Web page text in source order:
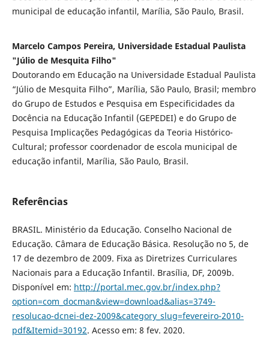
municipal de educação infantil, Marília, São Paulo, Brasil.
Marcelo Campos Pereira, Universidade Estadual Paulista
"Júlio de Mesquita Filho"
Doutorando em Educação na Universidade Estadual Paulista
“Júlio de Mesquita Filho”, Marília, São Paulo, Brasil; membro
do Grupo de Estudos e Pesquisa em Especificidades da
Docência na Educação Infantil (GEPEDEI) e do Grupo de
Pesquisa Implicações Pedagógicas da Teoria Histórico-
Cultural; professor coordenador de escola municipal de
educação infantil, Marília, São Paulo, Brasil.
Referências
BRASIL. Ministério da Educação. Conselho Nacional de
Educação. Câmara de Educação Básica. Resolução no 5, de
17 de dezembro de 2009. Fixa as Diretrizes Curriculares
Nacionais para a Educação Infantil. Brasília, DF, 2009b.
Disponível em: http://portal.mec.gov.br/index.php?
option=com_docman&view=download&alias=3749-
resolucao-dcnei-dez-2009&category_slug=fevereiro-2010-
pdf&Itemid=30192. Acesso em: 8 fev. 2020.